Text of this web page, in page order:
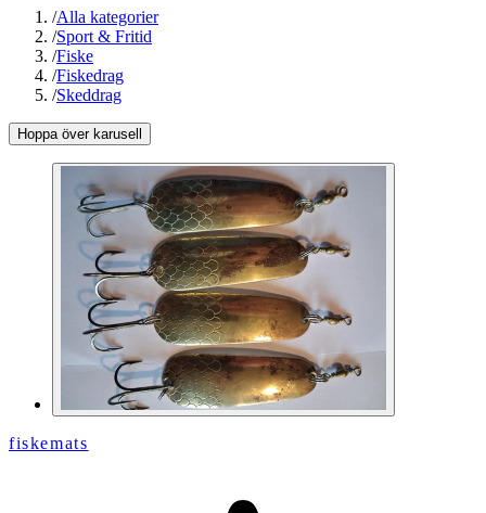
/Alla kategorier
/Sport & Fritid
/Fiske
/Fiskedrag
/Skeddrag
Hoppa över karusell
fiskemats